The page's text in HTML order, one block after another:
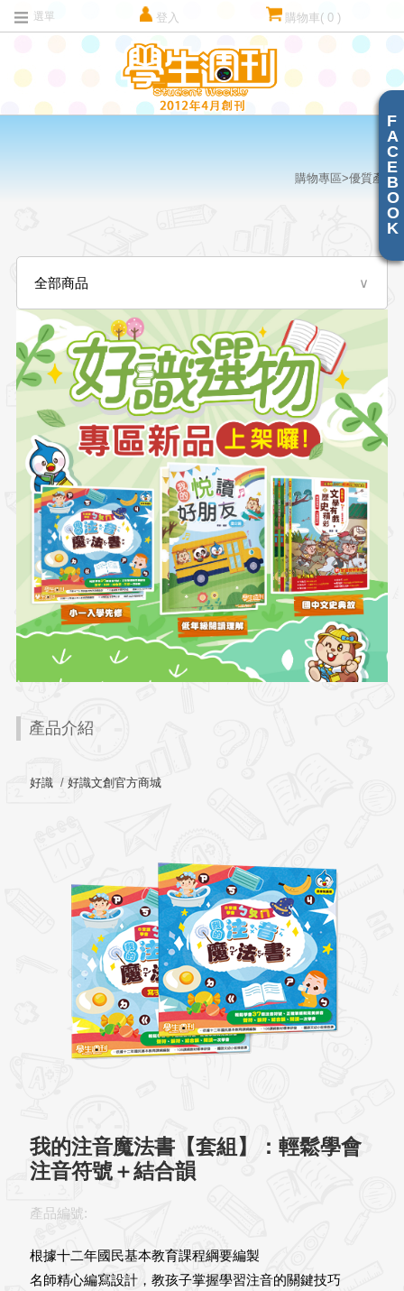
選單 登入 購物車( 0 )
購物專區>優質產品
全部商品 ∨
產品介紹
好識/ 好識文創官方商城
我的注音魔法書【套組】：輕鬆學會
注音符號＋結合韻
產品編號:
根據十二年國民基本教育課程綱要編製
名師精心編寫設計，教孩子掌握學習注音的關鍵技巧
F
A
C
E
B
O
O
K